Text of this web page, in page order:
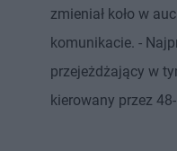
zmieniał koło w
komunikacie. -
przejeżdżający w
kierowany przez